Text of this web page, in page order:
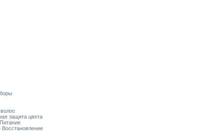
защита цвета
Восстановление